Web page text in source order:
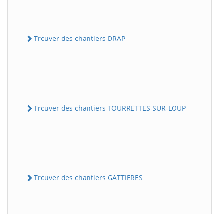
Trouver des chantiers DRAP
Trouver des chantiers TOURRETTES-SUR-LOUP
Trouver des chantiers GATTIERES